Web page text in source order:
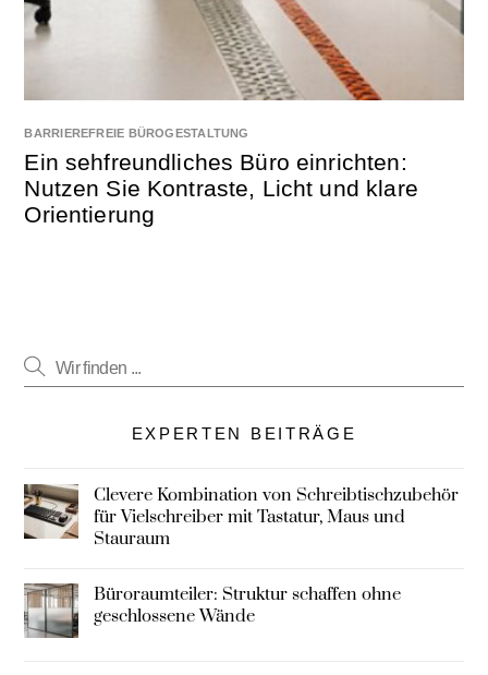
BARRIEREFREIE BÜROGESTALTUNG
Ein sehfreundliches Büro einrichten:
Nutzen Sie Kontraste, Licht und klare
Orientierung
EXPERTEN BEITRÄGE
Clevere Kombination von Schreibtischzubehör
für Vielschreiber mit Tastatur, Maus und
Stauraum
Büroraumteiler: Struktur schaffen ohne
geschlossene Wände